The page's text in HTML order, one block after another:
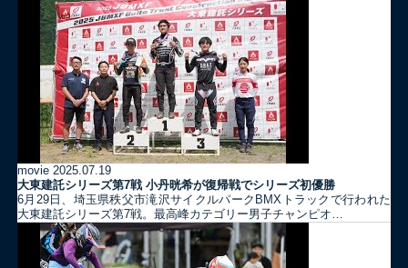
movie 2025.07.19
大東建託シリーズ第7戦 ⼩丹晄希が復帰戦でシリーズ初優勝
6月29日、埼玉県秩父市滝沢サイクルパークBMXトラックで行われた
大東建託シリーズ第7戦。最高峰カテゴリー男子チャンピオ…